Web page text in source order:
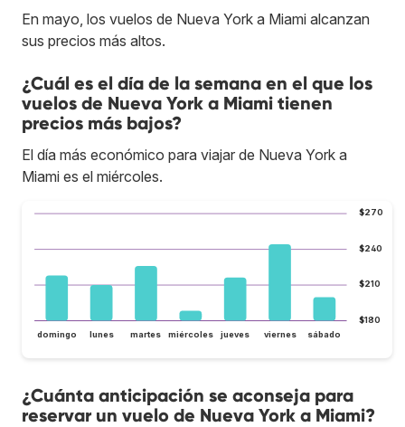
En mayo, los vuelos de Nueva York a Miami alcanzan
sus precios más altos.
¿Cuál es el día de la semana en el que los
vuelos de Nueva York a Miami tienen
precios más bajos?
El día más económico para viajar de Nueva York a
Miami es el miércoles.
$180
$210
$240
$270
domingo lunes martes miércoles jueves viernes sábado
¿Cuánta anticipación se aconseja para
reservar un vuelo de Nueva York a Miami?